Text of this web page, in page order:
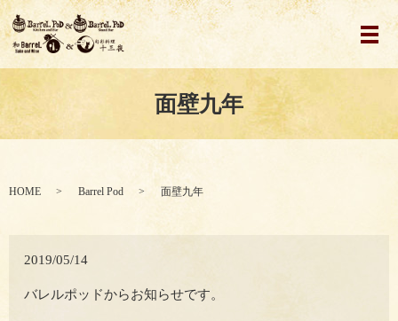
メ
面壁九年
HOME Barrel Pod 面壁九年
2019/05/14
バレルポッドからお知らせです。